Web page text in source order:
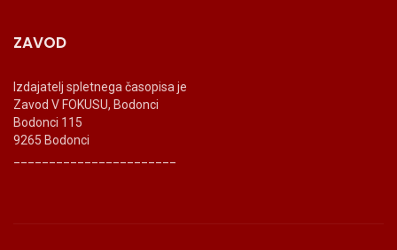
ZAVOD
Izdajatelj spletnega časopisa je
Zavod V FOKUSU, Bodonci
Bodonci 115
9265 Bodonci